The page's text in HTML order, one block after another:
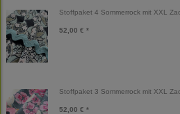
Stoffpaket 4 Sommerrock mit XXL
52,00 € *
Stoffpaket 3 Sommerrock mit XXL
52,00 € *